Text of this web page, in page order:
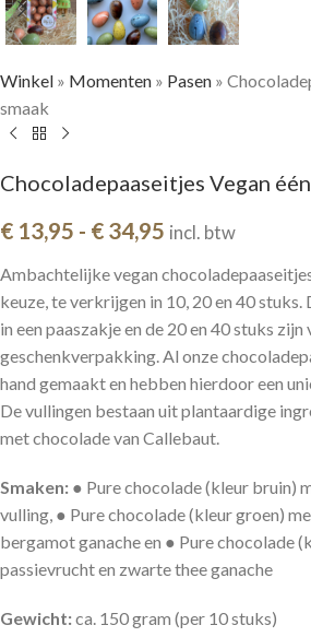
Winkel » Momenten » Pasen »
smaak
Chocoladepaaseitjes Vegan
€ 13,95 - € 34,95 incl. btw
Ambachtelijke vegan
keuze, te verkrijgen in 10, 20 en 40
in een paaszakje en de 20 en 40 stuks zijn
geschenkverpakking. Al onze
hand gemaakt en hebben hierdoor een
De vullingen bestaan uit plantaardige
met chocolade van Callebaut.
Smaken: ● Pure chocolade (kleur bruin)
vulling, ● Pure chocolade (kleur groen)
bergamot ganache en ● Pure chocolade
passievrucht en zwarte thee ganache
Gewicht:ca. 150 gram (per 10 stuks)